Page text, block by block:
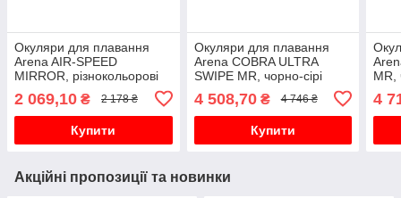
Окуляри для плавання
Arena AIR-SPEED
MIRROR, різнокольорові
2 069,10 ₴ 2 178 ₴
Купити
Окуляри для плавання
Arena COBRA ULTRA
SWIPE MR, чорно-сірі
4 508,70₴ 4 746 ₴
Купити
MR,
4
Акційні пропозиції та новинки